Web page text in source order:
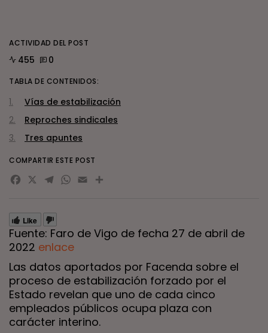
Like
Fuente: Faro de Vigo de fecha 27 de abril de
2022 enlace
Las datos aportados por Facenda sobre el
proceso de estabilización forzado por el
Estado revelan que uno de cada cinco
empleados públicos ocupa plaza con
carácter interino.
ACTIVIDAD DEL POST
455 0
TABLA DE CONTENIDOS:
Vías de estabilización
Reproches sindicales
Tres apuntes
COMPARTIR ESTE POST
Facebook
X Telegram
WhatsApp
EmailCompartir